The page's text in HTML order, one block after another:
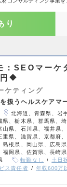
り
：SEOマーケ
🔶
ケティング
扱うヘルスケアマ
北海道、青森県、岩
県、栃木県、群馬県、
山県、石川県、福井県
重県、滋賀県、京都府
島根県、岡山県、広島
岡県、佐賀県、長崎
転勤なし 土日
ス責任者 年収600万